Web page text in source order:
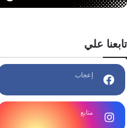
تابعنا علي
إعجاب
متابع